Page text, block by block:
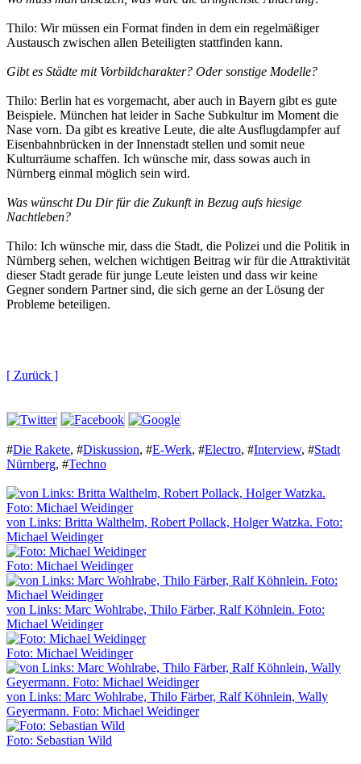
Thilo: Wir müssen ein Format finden in dem ein regelmäßiger
Austausch zwischen allen Beteiligten stattfinden kann.
Gibt es Städte mit Vorbildcharakter? Oder sonstige Modelle?
Thilo: Berlin hat es vorgemacht, aber auch in Bayern gibt es gute
Beispiele. München hat leider in Sache Subkultur im Moment die
Nase vorn. Da gibt es kreative Leute, die alte Ausflugdampfer auf
Eisenbahnbrücken in der Innenstadt stellen und somit neue
Kulturräume schaffen. Ich wünsche mir, dass sowas auch in
Nürnberg einmal möglich sein wird.
Was wünscht Du Dir für die Zukunft in Bezug aufs hiesige
Nachtleben?
Thilo: Ich wünsche mir, dass die Stadt, die Polizei und die Politik in
Nürnberg sehen, welchen wichtigen Beitrag wir für die Attraktivität
dieser Stadt gerade für junge Leute leisten und dass wir keine
Gegner sondern Partner sind, die sich gerne an der Lösung der
Probleme beteiligen.
[ Zurück ]
#Die Rakete, #Diskussion, #E-Werk, #Electro, #Interview, #Stadt
Nürnberg, #Techno
von Links: Britta Walthelm, Robert Pollack, Holger Watzka. Foto:
Michael Weidinger
Foto: Michael Weidinger
von Links: Marc Wohlrabe, Thilo Färber, Ralf Köhnlein. Foto:
Michael Weidinger
Foto: Michael Weidinger
von Links: Marc Wohlrabe, Thilo Färber, Ralf Köhnlein, Wally
Geyermann. Foto: Michael Weidinger
Foto: Sebastian Wild